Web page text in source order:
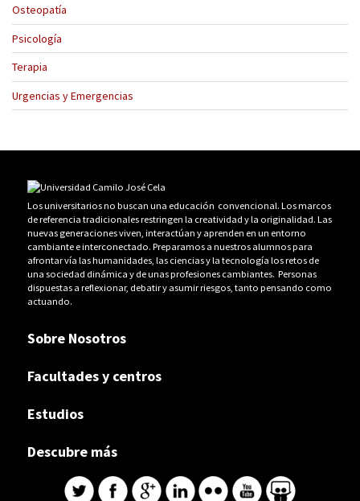
Osteopatía
Psicología
Terapia
Urgencias y Emergencias
Los universitarios no buscan una educación convencional. Los marcos
de referencia tradicionales restringen la creatividad y la originalidad. Las
nuevas generaciones viven, interactúan y aprenden en un entorno
cambiante e interconectado. Preparamos a nuestros alumnos para
afrontar vía las humanidades, las ciencias y la tecnología los retos de
una sociedad dinámica y de unas profesiones cambiantes. Personas
dispuestas a reflexionar, debatir y asumir riesgos, tanto pensando como
actuando.
Sobre Nosotros
Facultades y centros
Estudios
Descubre más